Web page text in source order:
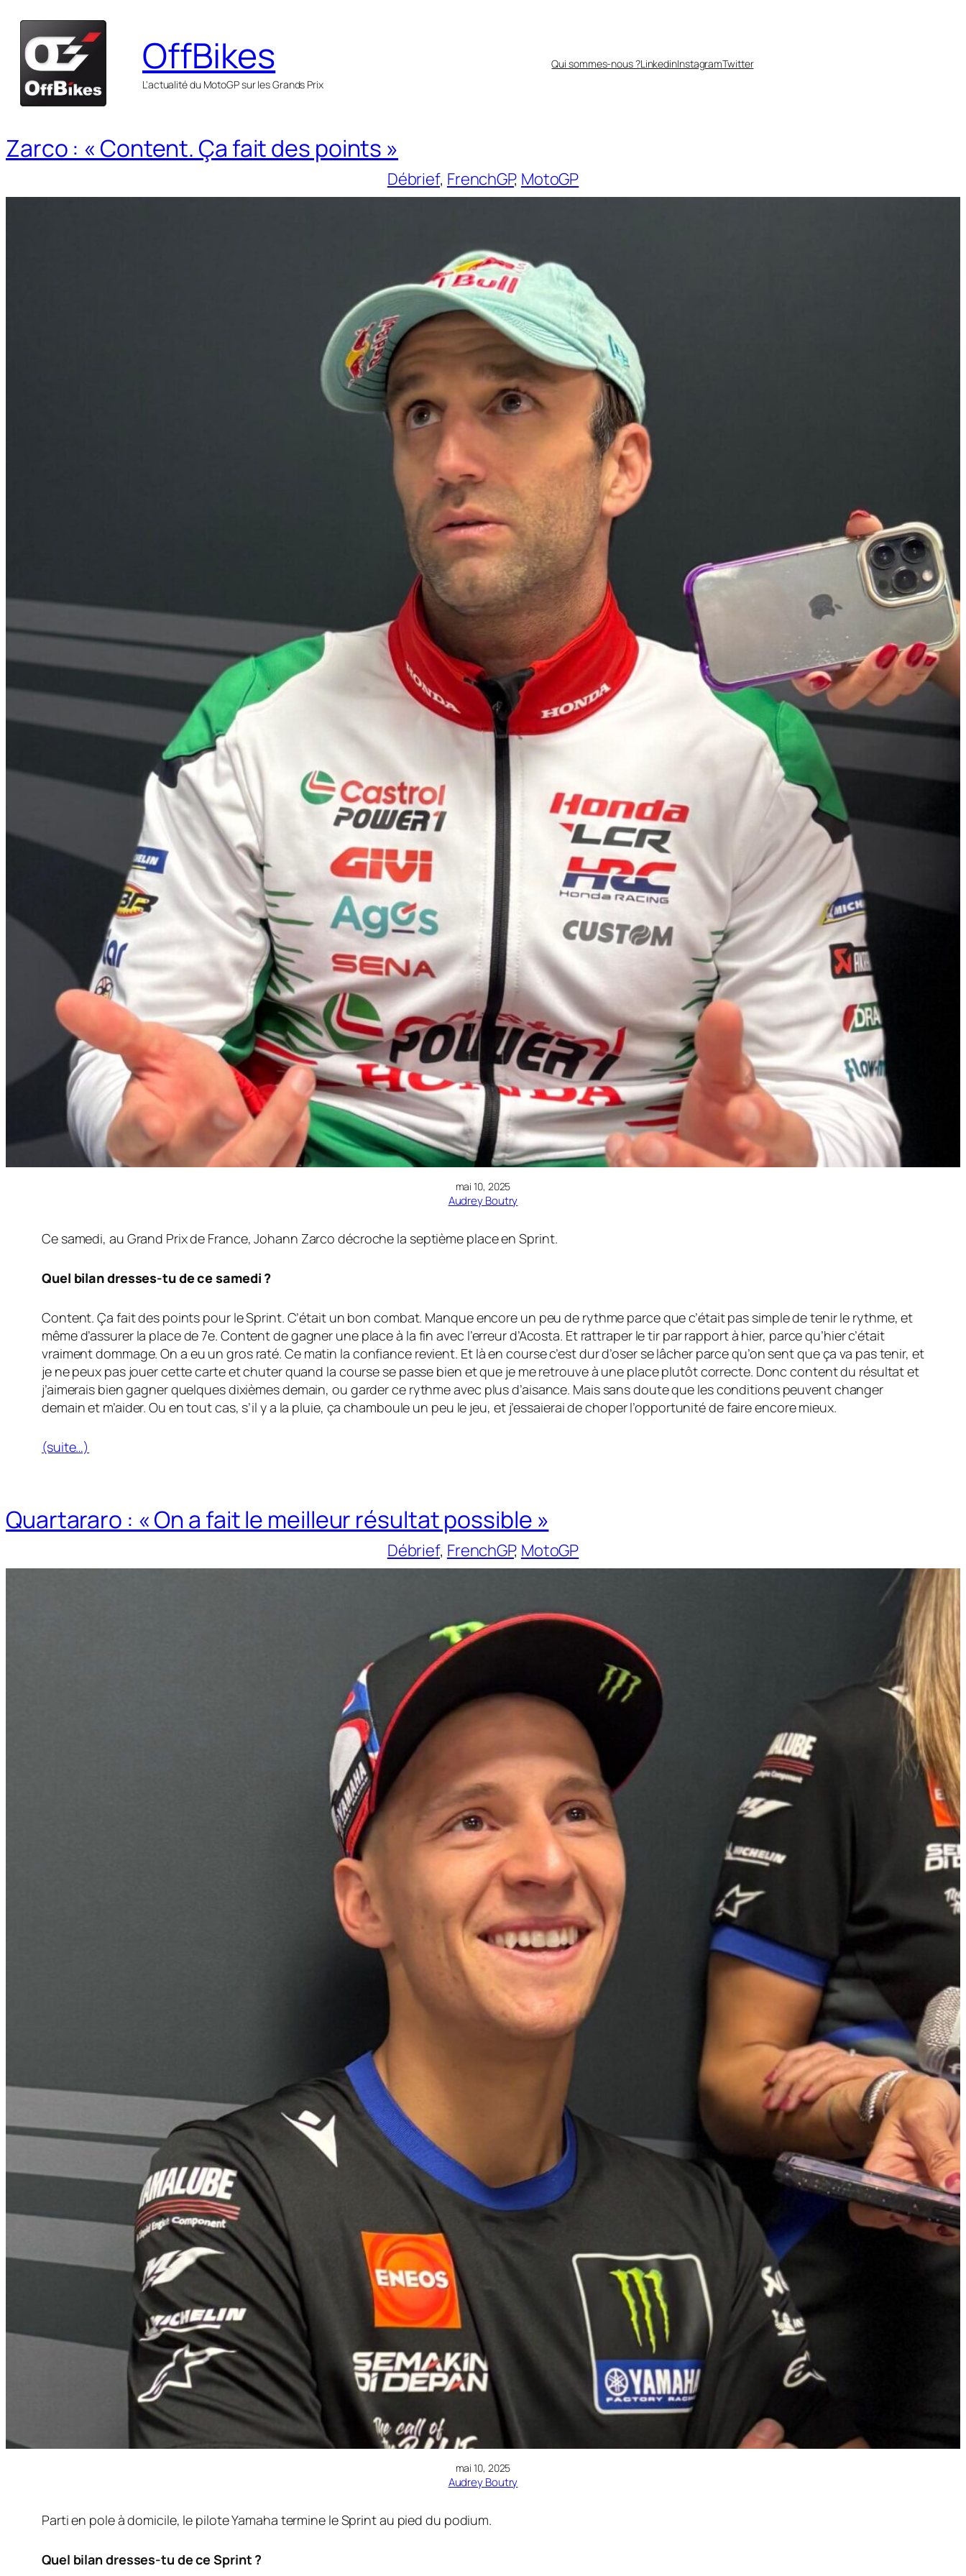
Aller
contenu
OffBikes
L'actualité du MotoGP sur les Grands Prix
Qui sommes-nous ?LinkedinInstagramTwitter
Zarco : « Content. Ça fait des points »
Débrief, FrenchGP, MotoGP
mai 10, 2025
Audrey Boutry
Ce samedi, au Grand Prix de France, Johann Zarco décroche la septième place en Sprint.
Quel bilan dresses-tu de ce samedi ?
Content. Ça fait des points pour le Sprint. C’était un bon combat. Manque encore un peu de rythme parce que c’était pas simple de tenir le rythme, et
même d’assurer la place de 7e. Content de gagner une place à la fin avec l’erreur d’Acosta. Et rattraper le tir par rapport à hier, parce qu’hier c’était
vraiment dommage. On a eu un gros raté. Ce matin la confiance revient. Et là en course c’est dur d’oser se lâcher parce qu’on sent que ça va pas tenir, et
je ne peux pas jouer cette carte et chuter quand la course se passe bien et que je me retrouve à une place plutôt correcte. Donc content du résultat et
j’aimerais bien gagner quelques dixièmes demain, ou garder ce rythme avec plus d’aisance. Mais sans doute que les conditions peuvent changer
demain et m’aider. Ou en tout cas, s’il y a la pluie, ça chamboule un peu le jeu, et j’essaierai de choper l’opportunité de faire encore mieux.
(suite…)
Quartararo : « On a fait le meilleur résultat possible »
Débrief, FrenchGP, MotoGP
mai 10, 2025
Audrey Boutry
Parti en pole à domicile, le pilote Yamaha termine le Sprint au pied du podium.
Quel bilan dresses-tu de ce Sprint ?